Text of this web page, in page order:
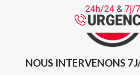
NOUS INTERVENONS